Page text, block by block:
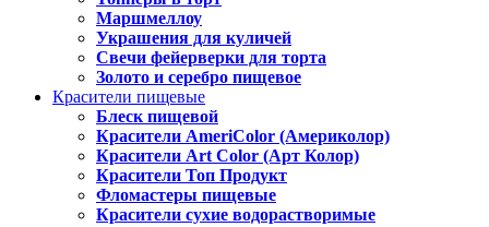
Маршмеллоу
Украшения для куличей
Свечи фейерверки для торта
Золото и серебро пищевое
Красители пищевые
Блеск пищевой
Красители AmeriColor (Америколор)
Красители Art Color (Арт Колор)
Красители Топ Продукт
Фломастеры пищевые
Красители сухие водорастворимые